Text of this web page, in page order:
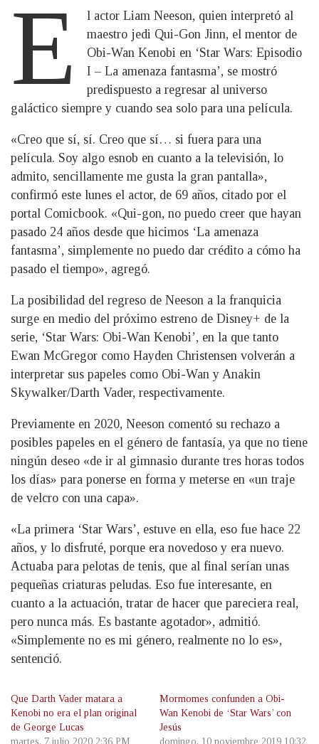
E
l actor Liam Neeson, quien interpretó al
maestro jedi Qui-Gon Jinn, el mentor de
Obi-Wan Kenobi en ‘Star Wars: Episodio
I – La amenaza fantasma’, se mostró
predispuesto a regresar al universo
galáctico siempre y cuando sea solo para una película.
«Creo que sí, sí. Creo que sí… si fuera para una
película. Soy algo esnob en cuanto a la televisión, lo
admito, sencillamente me gusta la gran pantalla»,
confirmó este lunes el actor, de 69 años, citado por el
portal Comicbook. «Qui-gon, no puedo creer que hayan
pasado 24 años desde que hicimos ‘La amenaza
fantasma’, simplemente no puedo dar crédito a cómo ha
pasado el tiempo», agregó.
La posibilidad del regreso de Neeson a la franquicia
surge en medio del próximo estreno de Disney+ de la
serie, ‘Star Wars: Obi-Wan Kenobi’, en la que tanto
Ewan McGregor como Hayden Christensen volverán a
interpretar sus papeles como Obi-Wan y Anakin
Skywalker/Darth Vader, respectivamente.
Previamente en 2020, Neeson comentó su rechazo a
posibles papeles en el género de fantasía, ya que no tiene
ningún deseo «de ir al gimnasio durante tres horas todos
los días» para ponerse en forma y meterse en «un traje
de velcro con una capa».
«La primera ‘Star Wars’, estuve en ella, eso fue hace 22
años, y lo disfruté, porque era novedoso y era nuevo.
Actuaba para pelotas de tenis, que al final serían unas
pequeñas criaturas peludas. Eso fue interesante, en
cuanto a la actuación, tratar de hacer que pareciera real,
pero nunca más. Es bastante agotador», admitió.
«Simplemente no es mi género, realmente no lo es»,
sentenció.
Que Darth Vader matara a
Kenobi no era el plan original
de George Lucas
martes, 7 julio 2020 2:36 PM
Mormomes confunden a Obi-
Wan Kenobi de ‘Star Wars’ con
Jesús
domingo, 10 noviembre 2019 10:32